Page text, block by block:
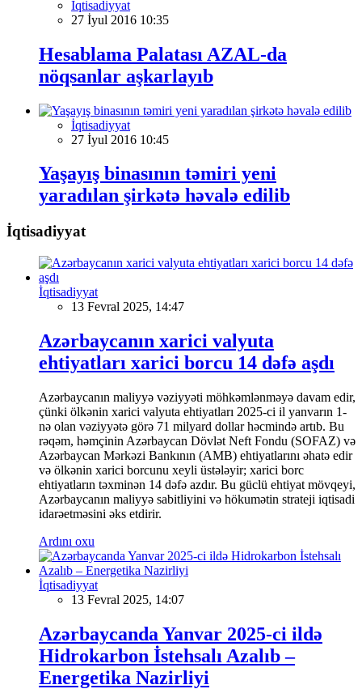
İqtisadiyyat
27 İyul 2016 10:35
Hesablama Palatası AZAL-da
nöqsanlar aşkarlayıb
İqtisadiyyat
27 İyul 2016 10:45
Yaşayış binasının təmiri yeni
yaradılan şirkətə həvalə edilib
İqtisadiyyat
İqtisadiyyat
13 Fevral 2025, 14:47
Azərbaycanın xarici valyuta
ehtiyatları xarici borcu 14 dəfə aşdı
Azərbaycanın maliyyə vəziyyəti möhkəmlənməyə davam edir,
çünki ölkənin xarici valyuta ehtiyatları 2025-ci il yanvarın 1-
nə olan vəziyyətə görə 71 milyard dollar həcmində artıb. Bu
rəqəm, həmçinin Azərbaycan Dövlət Neft Fondu (SOFAZ) və
Azərbaycan Mərkəzi Bankının (AMB) ehtiyatlarını əhatə edir
və ölkənin xarici borcunu xeyli üstələyir; xarici borc
ehtiyatların təxminən 14 dəfə azdır. Bu güclü ehtiyat mövqeyi,
Azərbaycanın maliyyə sabitliyini və hökumətin strateji iqtisadi
idarəetməsini əks etdirir.
Ardını oxu
İqtisadiyyat
13 Fevral 2025, 14:07
Azərbaycanda Yanvar 2025-ci ildə
Hidrokarbon İstehsalı Azalıb –
Energetika Nazirliyi